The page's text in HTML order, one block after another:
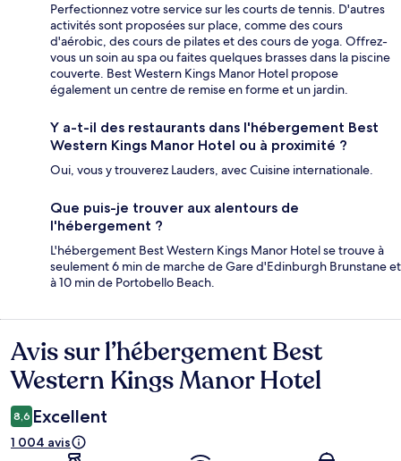
Perfectionnez votre service sur les courts de tennis. D'autres
activités sont proposées sur place, comme des cours
d'aérobic, des cours de pilates et des cours de yoga. Offrez-
vous un soin au spa ou faites quelques brasses dans la piscine
couverte. Best Western Kings Manor Hotel propose
également un centre de remise en forme et un jardin.
Y a-t-il des restaurants dans l'hébergement Best
Western Kings Manor Hotel ou à proximité ?
Oui, vous y trouverez Lauders, avec Cuisine internationale.
Que puis-je trouver aux alentours de
l'hébergement ?
L'hébergement Best Western Kings Manor Hotel se trouve à
seulement 6 min de marche de Gare d'Edinburgh Brunstane et
à 10 min de Portobello Beach.
Avis
Avis sur l’hébergement Best
Western Kings Manor Hotel
8,6 Excellent
1 004 avis